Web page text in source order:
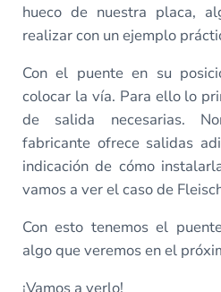
hueco de nuestra placa,
realizar con un ejemplo
Con el puente en su
colocar la vía. Para ello lo
de salida necesarias.
fabricante ofrece salidas
indicación de cómo
vamos a ver el caso de
Con esto tenemos el
algo que veremos en el
¡Vamos a verlo!